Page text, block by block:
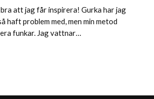
att jag får inspirera! Gurka har jag
haft problem med, men min metod
funkar. Jag vattnar…